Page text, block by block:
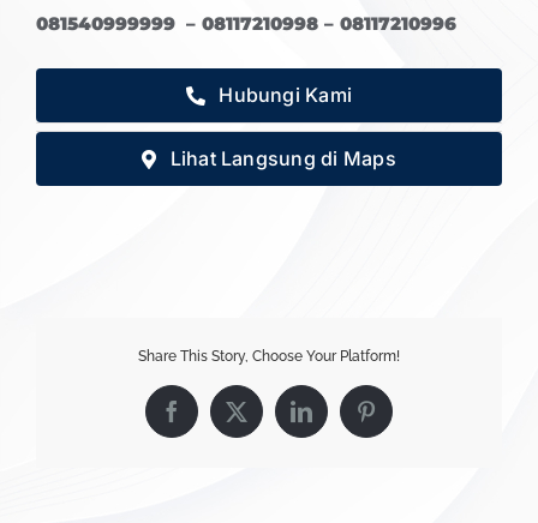
081540999999 – 08117210998 – 08117210996
Hubungi Kami
Lihat Langsung di Maps
Share This Story, Choose Your Platform!
Facebook
X LinkedInPinterest